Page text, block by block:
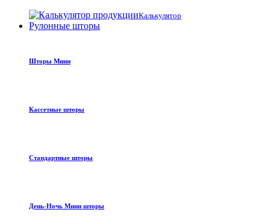
Калькулятор
Рулонные шторы
Шторы Мини
Кассетные шторы
Стандартные шторы
День-Ночь Мини шторы